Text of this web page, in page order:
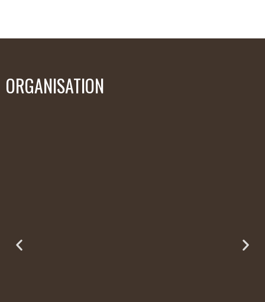
ORGANISATION